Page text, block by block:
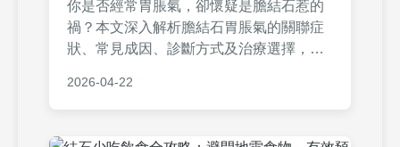
你是否經常胃脹氣，卻懷疑是膽結石惹的
禍？本文深入解析膽結石胃脹氣的關聯症
狀、常見成因、診斷方式及治療選擇，並
獲健康生活。
2026-04-22